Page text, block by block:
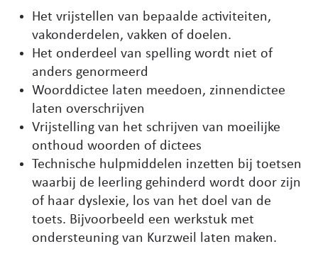
Het vrijstellen van bepaalde activiteiten,
vakonderdelen, vakken of doelen.
Het onderdeel van spelling wordt niet of
anders genormeerd
Woorddictee laten meedoen, zinnendictee
laten overschrijven
Vrijstelling van het schrijven van moeilijke
onthoud woorden of dictees
Technische hulpmiddelen inzetten bij toetsen
waarbij de leerling gehinderd wordt door zijn
of haar dyslexie, los van het doel van de
toets. Bijvoorbeeld een werkstuk met
ondersteuning van Kurzweil laten maken.